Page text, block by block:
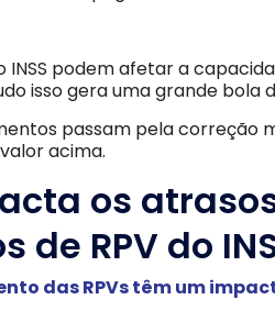
podem afetar a
isso gera uma grande bola
passam pela
acima.
os
de RPV do
das RPVs têm um